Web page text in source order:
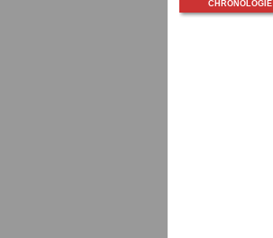
CHRONOLOGIE